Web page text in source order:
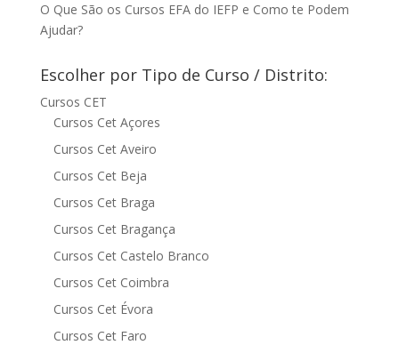
O Que São os Cursos EFA do IEFP e Como te Podem
Ajudar?
Escolher por Tipo de Curso / Distrito:
Cursos CET
Cursos Cet Açores
Cursos Cet Aveiro
Cursos Cet Beja
Cursos Cet Braga
Cursos Cet Bragança
Cursos Cet Castelo Branco
Cursos Cet Coimbra
Cursos Cet Évora
Cursos Cet Faro